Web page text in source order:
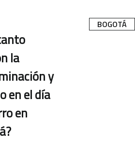
BOGOTÁ
la
y
en el día
en